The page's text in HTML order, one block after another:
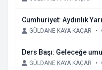
Cumhuriyet: Aydınlık
GÜLDANE KAYA KAÇAR •
Ders Başı: Geleceğe
GÜLDANE KAYA KAÇAR •